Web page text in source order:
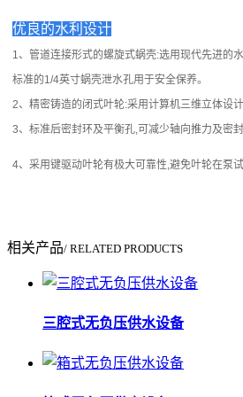
优良的水利设计
1、管道连接形式的螺旋式蜗壳:选用现代先进的
标准的1/4英寸蜗壳泄水孔用于安全保养。
2、精密铸造的闭式叶轮:采用计算机三维立体设
3、标准后密封环及平衡孔,可减少轴向推力及密
4、采用键驱动叶轮有极大可靠性,避免叶轮在泵
相关产品/ RELATED PRODUCTS
三腔式无负压供水设备